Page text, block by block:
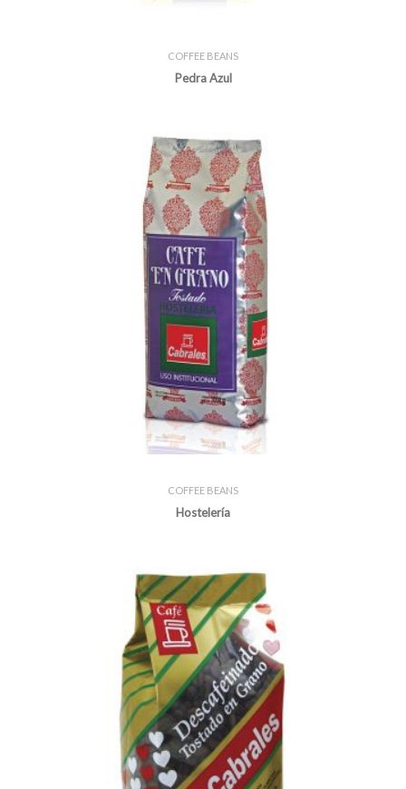
COFFEE BEANS
Pedra Azul
COFFEE BEANS
Hostelería